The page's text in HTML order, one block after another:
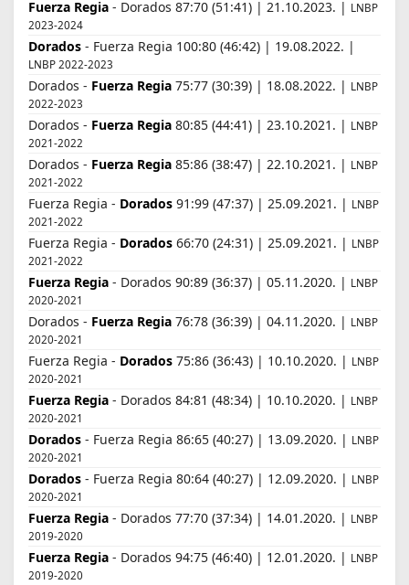
Fuerza Regia - Dorados 87:70 (51:41) | 21.10.2023. | LNBP
2023-2024
Dorados - Fuerza Regia 100:80 (46:42) | 19.08.2022. |
LNBP 2022-2023
Dorados - Fuerza Regia 75:77 (30:39) | 18.08.2022. | LNBP
2022-2023
Dorados - Fuerza Regia 80:85 (44:41) | 23.10.2021. | LNBP
2021-2022
Dorados - Fuerza Regia 85:86 (38:47) | 22.10.2021. | LNBP
2021-2022
Fuerza Regia - Dorados 91:99 (47:37) | 25.09.2021. | LNBP
2021-2022
Fuerza Regia - Dorados 66:70 (24:31) | 25.09.2021. | LNBP
2021-2022
Fuerza Regia - Dorados 90:89 (36:37) | 05.11.2020. | LNBP
2020-2021
Dorados - Fuerza Regia 76:78 (36:39) | 04.11.2020. | LNBP
2020-2021
Fuerza Regia - Dorados 75:86 (36:43) | 10.10.2020. | LNBP
2020-2021
Fuerza Regia - Dorados 84:81 (48:34) | 10.10.2020. | LNBP
2020-2021
Dorados - Fuerza Regia 86:65 (40:27) | 13.09.2020. | LNBP
2020-2021
Dorados - Fuerza Regia 80:64 (40:27) | 12.09.2020. | LNBP
2020-2021
Fuerza Regia - Dorados 77:70 (37:34) | 14.01.2020. | LNBP
2019-2020
Fuerza Regia - Dorados 94:75 (46:40) | 12.01.2020. | LNBP
2019-2020